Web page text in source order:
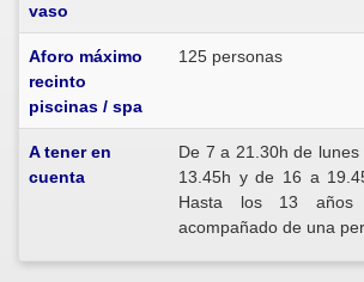
vaso
Aforo máximo
recinto
piscinas / spa
125 personas
A tener en
cuenta
De 7 a 21.30h de
13.45h y de 16 a
Hasta los 13 años
acompañado de una